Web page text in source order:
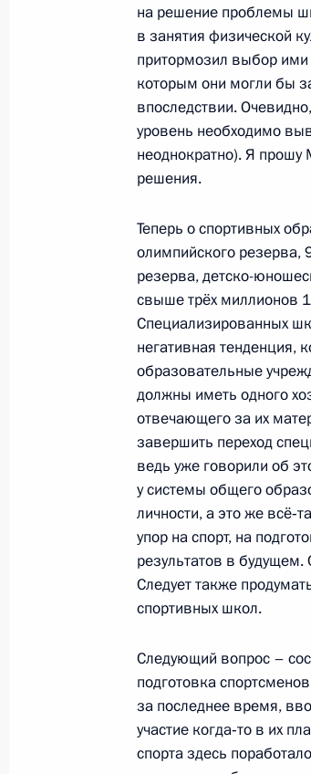
Владимир Путин
хоккейной лиги
7 мая 2012 года, 23:45
Перечень поручений
московской
Об исполнении
комплекса
в Сочи, а также
на указанных
26 марта 2012 года, 16:30
Дмитрий Медведев
11 февраля 2012 года, 15:00
Посещение
Утверждён перечень
всероссийской
4 июня 2010 года, 13:40
на решение проблемы
в занятия физической
притормозил выбор ими
которым они могли бы
впоследствии.
уровень необходимо
неоднократно). Я прошу
решения.
Теперь о спортивных
олимпийского
резерва, детско-
свыше трёх миллионов
Специализированных
негативная тенденция,
образовательные
должны иметь одного
отвечающего за их
завершить переход
ведь уже говорили об
у системы общего
личности, а это же
упор на спорт, на
результатов в
Следует также
спортивных школ.
Следующий вопрос –
подготовка
за последнее время,
участие когда‑то в их
спорта здесь